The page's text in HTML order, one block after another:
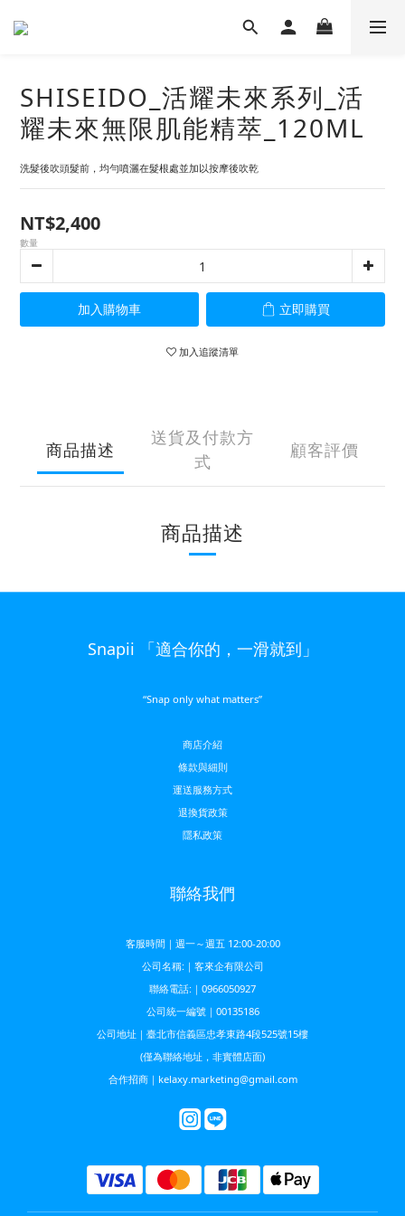
SHISEIDO_活耀未來系列_活
耀未來無限肌能精萃_120ML
洗髮後吹頭髮前，均勻噴灑在髮根處並加以按摩後吹乾
NT$2,400
數量
加入購物車 立即購買
加入追蹤清單
商品描述
送貨及付款方
式
顧客評價
商品描述
Snapii 「適合你的，一滑就到」
“Snap only what matters”
商店介紹
條款與細則
運送服務方式
退換貨政策
隱私政策
聯絡我們
客服時間｜週一～週五 12:00-20:00
公司名稱:｜客來企有限公司
聯絡電話:｜0966050927
公司統一編號｜00135186
公司地址｜臺北市信義區忠孝東路4段525號15樓
(僅為聯絡地址，非實體店面)
合作招商｜kelaxy.marketing@gmail.com